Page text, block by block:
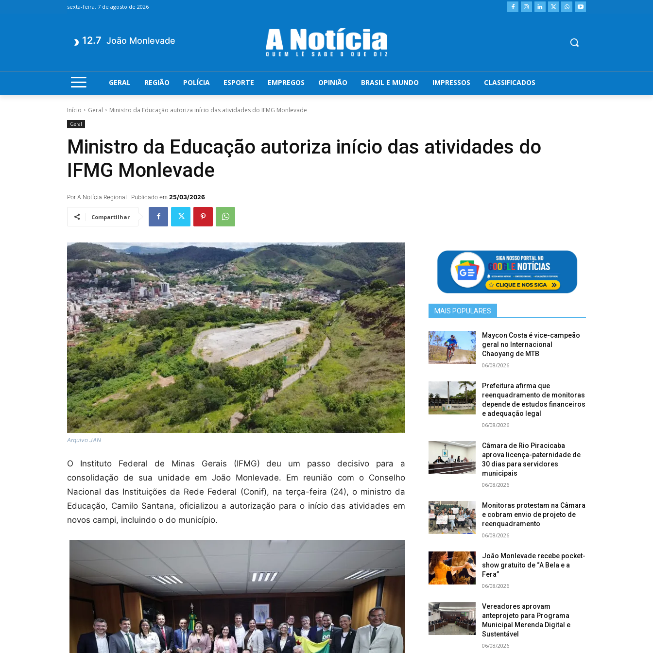
sexta-feira, 7 de agosto de 2026
12.7 João Monlevade
GERAL REGIÃO POLÍCIA ESPORTE EMPREGOS OPINIÃO BRASIL E MUNDO IMPRESSOS CLASSIFICADOS
Início Geral Ministro da Educação autoriza início das atividades do IFMG Monlevade
Geral
Ministro da Educação autoriza início das atividades do
IFMG Monlevade
Por A Notícia Regional | Publicado em 25/03/2026
Compartilhar
Arquivo JAN
O Instituto Federal de Minas Gerais (IFMG) deu um passo decisivo para a
consolidação de sua unidade em João Monlevade. Em reunião com o Conselho
Nacional das Instituições da Rede Federal (Conif), na terça-feira (24), o ministro da
Educação, Camilo Santana, oficializou a autorização para o início das atividades em
novos campi, incluindo o do município.
MAIS POPULARES
Maycon Costa é vice-campeão
geral no Internacional
Chaoyang de MTB
06/08/2026
Prefeitura afirma que
reenquadramento de monitoras
depende de estudos financeiros
e adequação legal
06/08/2026
Câmara de Rio Piracicaba
aprova licença-paternidade de
30 dias para servidores
municipais
06/08/2026
Monitoras protestam na Câmara
e cobram envio de projeto de
reenquadramento
06/08/2026
João Monlevade recebe pocket-
show gratuito de “A Bela e a
Fera”
06/08/2026
Vereadores aprovam
anteprojeto para Programa
Municipal Merenda Digital e
Sustentável
06/08/2026